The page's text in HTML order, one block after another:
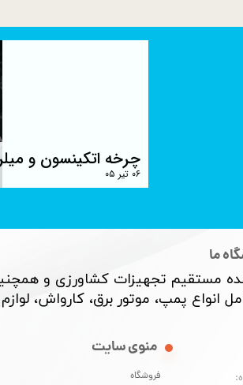
چرخه اتکینسون و
۰۶ تیر ۰۵
ما
مستقیم تجهیزات کشاورزی و
انواع پمپ، موتور برق، کارواش،
منوی سایت
فروشگاه